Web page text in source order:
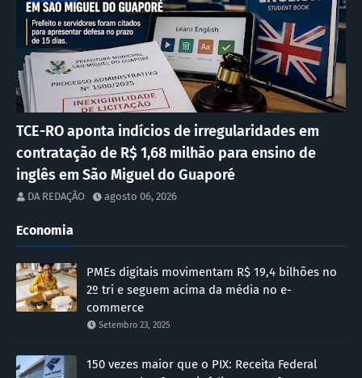
TCE-RO aponta indícios de irregularidades em
contratação de R$ 1,68 milhão para ensino de
inglês em São Miguel do Guaporé
DA REDAÇÃO agosto 06, 2026
Economia
PMEs digitais movimentam R$ 19,4 bilhões no
2º tri e seguem acima da média no e-
commerce
Setembro 23, 2025
150 vezes maior que o PIX: Receita Federal